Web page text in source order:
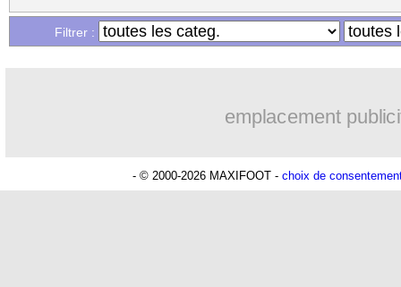
Lu 11.406 fois- Romain Rigaux
Filtrer :
emplacement
- © 2000-2026 MAXIFOOT - choix de